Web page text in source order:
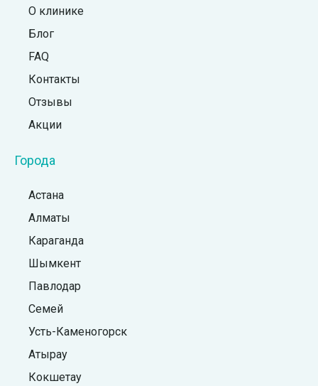
О клинике
Блог
FAQ
Контакты
Отзывы
Акции
Города
Астана
Алматы
Караганда
Шымкент
Павлодар
Семей
Усть-Каменогорск
Атырау
Кокшетау